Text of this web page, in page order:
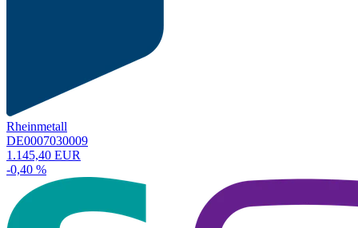
Rheinmetall
DE0007030009
1.145,40 EUR
-0,40 %